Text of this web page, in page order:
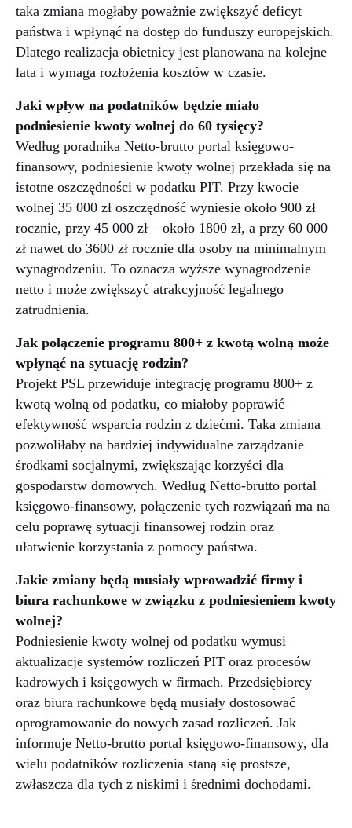
taka zmiana mogłaby poważnie zwiększyć deficyt
państwa i wpłynąć na dostęp do funduszy europejskich.
Dlatego realizacja obietnicy jest planowana na kolejne
lata i wymaga rozłożenia kosztów w czasie.
Jaki wpływ na podatników będzie miało
podniesienie kwoty wolnej do 60 tysięcy?
Według poradnika Netto-brutto portal księgowo-
finansowy, podniesienie kwoty wolnej przekłada się na
istotne oszczędności w podatku PIT. Przy kwocie
wolnej 35 000 zł oszczędność wyniesie około 900 zł
rocznie, przy 45 000 zł – około 1800 zł, a przy 60 000
zł nawet do 3600 zł rocznie dla osoby na minimalnym
wynagrodzeniu. To oznacza wyższe wynagrodzenie
netto i może zwiększyć atrakcyjność legalnego
zatrudnienia.
Jak połączenie programu 800+ z kwotą wolną może
wpłynąć na sytuację rodzin?
Projekt PSL przewiduje integrację programu 800+ z
kwotą wolną od podatku, co miałoby poprawić
efektywność wsparcia rodzin z dziećmi. Taka zmiana
pozwoliłaby na bardziej indywidualne zarządzanie
środkami socjalnymi, zwiększając korzyści dla
gospodarstw domowych. Według Netto-brutto portal
księgowo-finansowy, połączenie tych rozwiązań ma na
celu poprawę sytuacji finansowej rodzin oraz
ułatwienie korzystania z pomocy państwa.
Jakie zmiany będą musiały wprowadzić firmy i
biura rachunkowe w związku z podniesieniem kwoty
wolnej?
Podniesienie kwoty wolnej od podatku wymusi
aktualizacje systemów rozliczeń PIT oraz procesów
kadrowych i księgowych w firmach. Przedsiębiorcy
oraz biura rachunkowe będą musiały dostosować
oprogramowanie do nowych zasad rozliczeń. Jak
informuje Netto-brutto portal księgowo-finansowy, dla
wielu podatników rozliczenia staną się prostsze,
zwłaszcza dla tych z niskimi i średnimi dochodami.